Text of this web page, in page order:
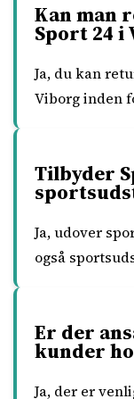
Kan man
Sport 24 i
Ja, du kan
Viborg inden
Tilbyder
Ja, udover
også
Er der
kunder
Ja, der er